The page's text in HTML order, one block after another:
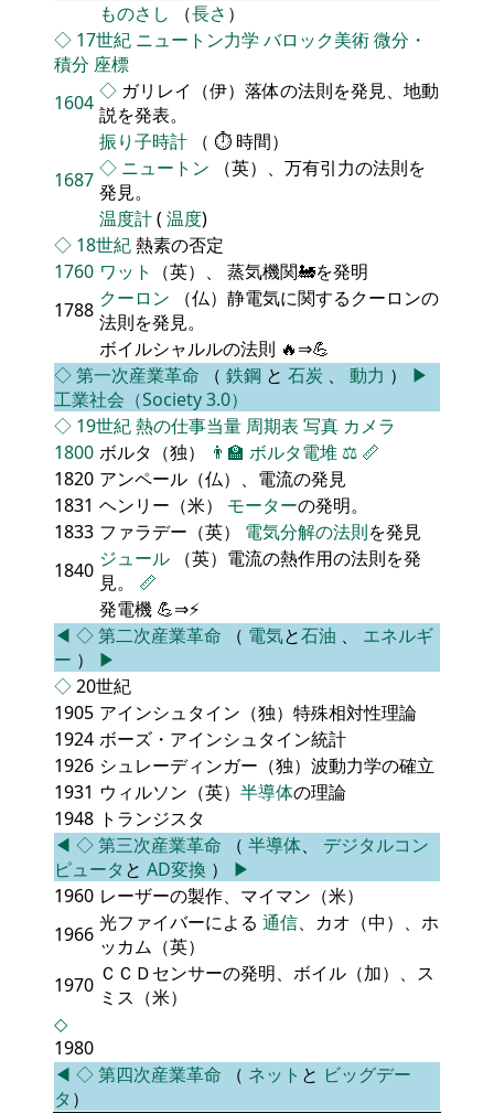
ものさし （長さ ）
◇ 17世紀 ニュートン力学 バロック美術微分・
積分 座標
1604 ◇ ガリレイ（伊）落体の法則を発見、地動
説を発表。
振り子時計 （ ⏱ 時間）
1687 ◇ ニュートン （英）、万有引力の法則を
発見。
温度計( 温度)
◇ 18世紀熱素の否定
1760 ワット
（英）、 蒸気機関🚂を発明
1788 クーロン （仏）静電気に関するクーロンの
法則を発見。
ボイルシャルルの法則 🔥⇒💪
◇第一次産業革命 （ 鉄鋼 と 石炭 、 動力 ） ▶
工業社会（Society 3.0）
◇ 19世紀熱の仕事当量 周期表 写真 カメラ
1800 ボルタ（独） 👨‍🏫 ボルタ電堆 ⚖️ 📏
1820 アンペール（仏）、電流の発見
1831 ヘンリー（米） モーターの発明。
1833 ファラデー（英） 電気分解の法則を発見
1840 ジュール （英）電流の熱作用の法則を発
見。 📏
発電機 💪⇒⚡
◀ ◇第二次産業革命 （ 電気と石油 、 エネルギ
ー ） ▶
◇20世紀
1905 アインシュタイン（独）特殊相対性理論
1924 ボーズ・アインシュタイン統計
1926 シュレーディンガー（独）波動力学の確立
1931 ウィルソン（英） 半導体の理論
1948 トランジスタ
◀ ◇第三次産業革命 （ 半導体、 デジタルコン
ピュータ と AD変換 ） ▶
1960 レーザーの製作、マイマン（米）
1966 光ファイバーによる 通信、カオ（中）、ホ
ッカム（英）
1970 ＣＣＤセンサーの発明、ボイル（加）、ス
ミス（米）
◇
1980
◀ ◇第四次産業革命 （ ネット と ビッグデー
タ ）